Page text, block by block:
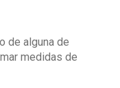
de alguna de
medidas de